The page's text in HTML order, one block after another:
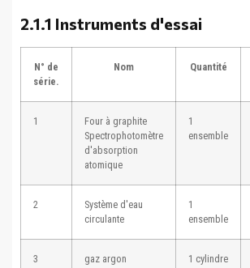
2.1.1 Instruments d'essai
N° de
série.
Nom Quantité
1
Four à graphite
Spectrophotomètre
d'absorption
atomique
1
ensemble
2
Système d'eau
circulante
1
ensemble
3 gaz argon 1 cylindre